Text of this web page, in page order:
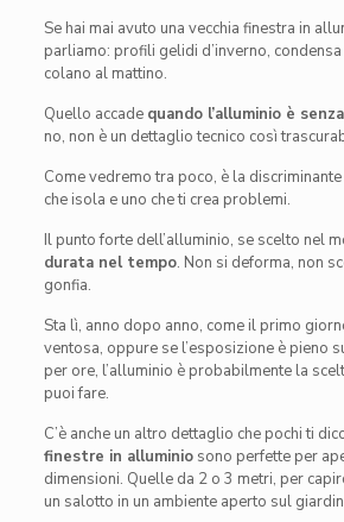
Se hai mai avuto una vecchia finestra in
parliamo: profili gelidi d’inverno,
colano al mattino.
Quello accade quando l’alluminio è
no, non è un dettaglio tecnico così
Come vedremo tra poco, è la
che isola e uno che ti crea problemi.
Il punto forte dell’alluminio, se scelto nel
durata nel tempo. Non si deforma, non
gonfia.
Sta lì, anno dopo anno, come il primo
ventosa, oppure se l’esposizione è pieno
per ore, l’alluminio è probabilmente la
puoi fare.
C’è anche un altro dettaglio che pochi ti
finestre in alluminiosono perfette per
dimensioni. Quelle da 2 o 3 metri, per
un salotto in un ambiente aperto sul